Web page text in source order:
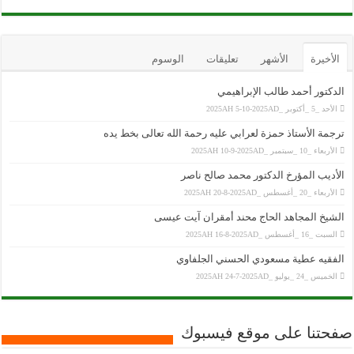
الأخيرة الأشهر تعليقات الوسوم
الدكتور أحمد طالب الإبراهيمي
الأحد _5 _أكتوبر _2025AH 5-10-2025AD
ترجمة الأستاذ حمزة لعرابي عليه رحمة الله تعالى بخط يده
الأربعاء _10 _سبتمبر _2025AH 10-9-2025AD
الأديب المؤرخ الدكتور محمد صالح ناصر
الأربعاء _20 _أغسطس _2025AH 20-8-2025AD
الشيخ المجاهد الحاج محند أمقران آيت عيسى
السبت _16 _أغسطس _2025AH 16-8-2025AD
الفقيه عطية مسعودي الحسني الجلفاوي
الخميس _24 _يوليو _2025AH 24-7-2025AD
صفحتنا على موقع فيسبوك